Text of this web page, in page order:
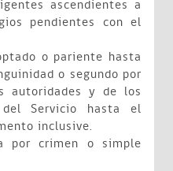
ascendientes a
pendientes con el
o pariente hasta
o segundo por
autoridades y de los
Servicio hasta el
inclusive.
por crimen o simple